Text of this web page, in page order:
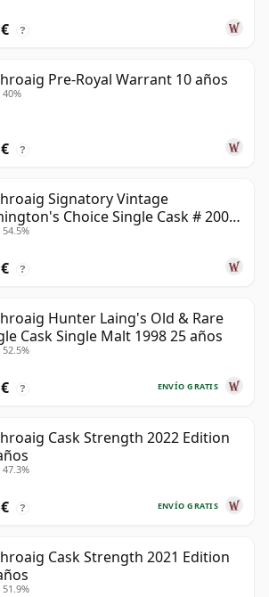
?
Pre-Royal Warrant 10 años
40%
?
Signatory Vintage
Choice Single Cask # 2000
54.5%
?
Hunter Laing's Old & Rare
Cask Single Malt 1998 25 años
52.5%
ENVÍO GRATIS
?
Cask Strength 2022 Edition
47.3%
ENVÍO GRATIS
?
Cask Strength 2021 Edition
51.9%